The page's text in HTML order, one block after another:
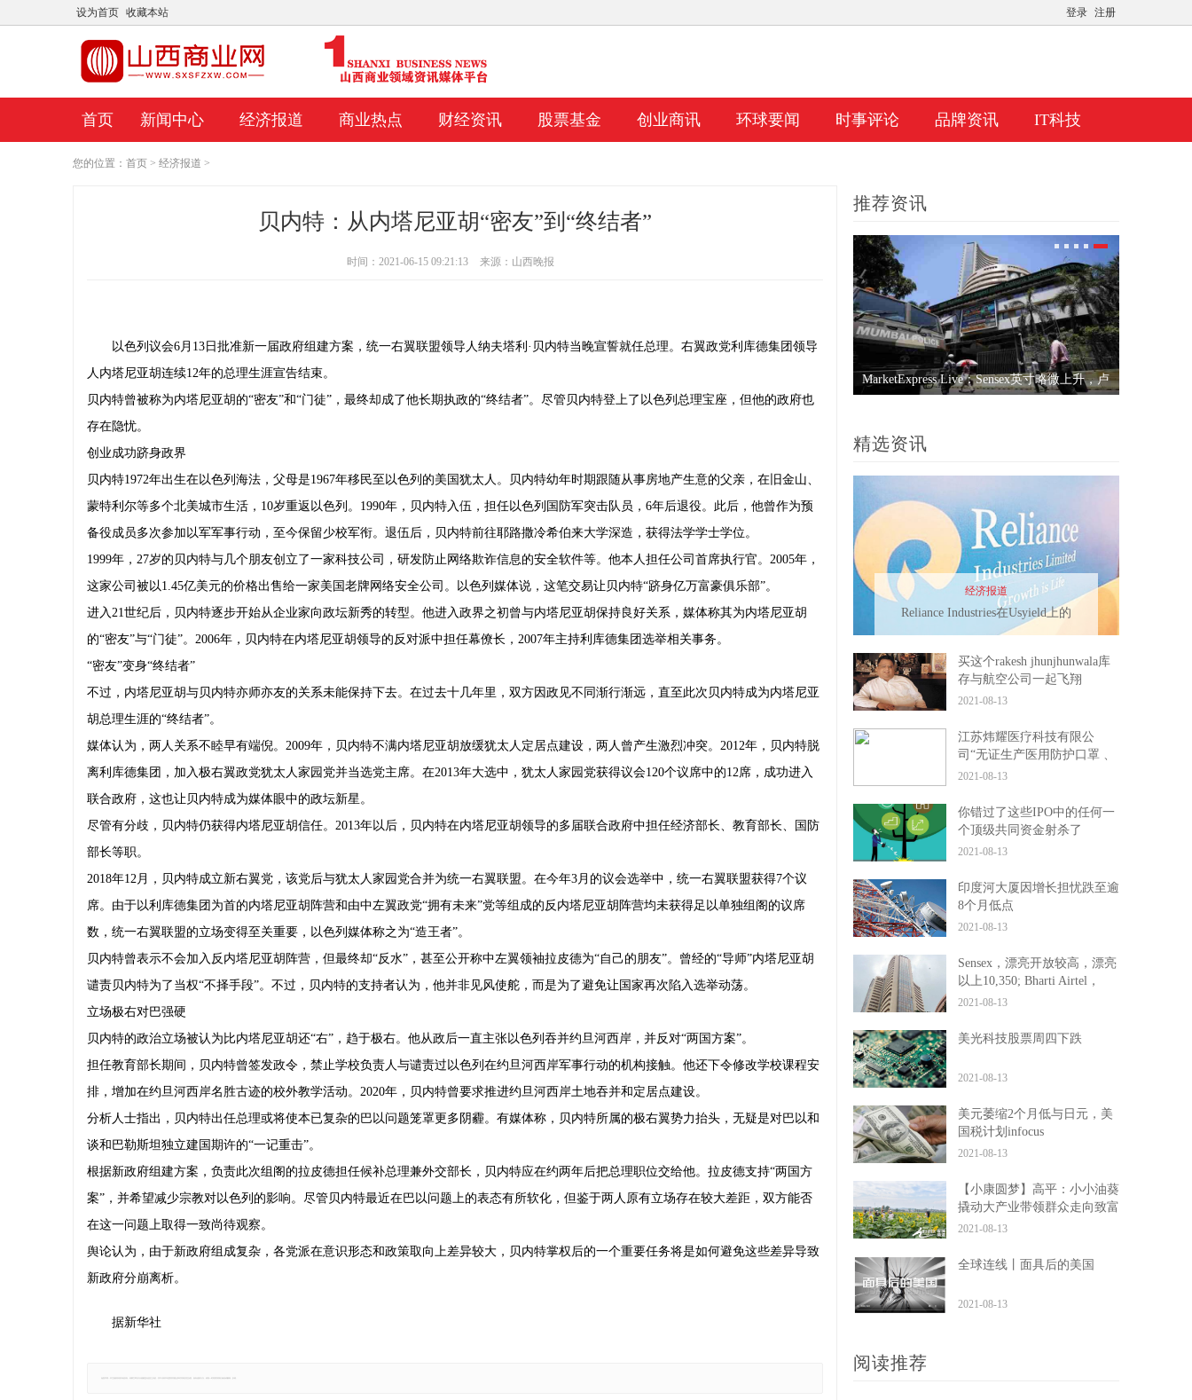
设为首页 收藏本站 登录 注册
首页 新闻中心 经济报道 商业热点 财经资讯 股票基金 创业商讯 环球要闻 时事评论 品牌资讯 IT科技
您的位置： 首页 > 经济报道 >
贝内特：从内塔尼亚胡“密友”到“终结者”
时间：2021-06-15 09:21:13 来源：山西晚报
以色列议会6月13日批准新一届政府组建方案，统一右翼联盟领导人纳夫塔利·贝内特当晚宣誓就任总理。右翼政党利库德集团领导
人内塔尼亚胡连续12年的总理生涯宣告结束。
贝内特曾被称为内塔尼亚胡的“密友”和“门徒”，最终却成了他长期执政的“终结者”。尽管贝内特登上了以色列总理宝座，但他的政府也
存在隐忧。
创业成功跻身政界
贝内特1972年出生在以色列海法，父母是1967年移民至以色列的美国犹太人。贝内特幼年时期跟随从事房地产生意的父亲，在旧金山、
蒙特利尔等多个北美城市生活，10岁重返以色列。1990年，贝内特入伍，担任以色列国防军突击队员，6年后退役。此后，他曾作为预
备役成员多次参加以军军事行动，至今保留少校军衔。退伍后，贝内特前往耶路撒冷希伯来大学深造，获得法学学士学位。
1999年，27岁的贝内特与几个朋友创立了一家科技公司，研发防止网络欺诈信息的安全软件等。他本人担任公司首席执行官。2005年，
这家公司被以1.45亿美元的价格出售给一家美国老牌网络安全公司。以色列媒体说，这笔交易让贝内特“跻身亿万富豪俱乐部”。
进入21世纪后，贝内特逐步开始从企业家向政坛新秀的转型。他进入政界之初曾与内塔尼亚胡保持良好关系，媒体称其为内塔尼亚胡
的“密友”与“门徒”。2006年，贝内特在内塔尼亚胡领导的反对派中担任幕僚长，2007年主持利库德集团选举相关事务。
“密友”变身“终结者”
不过，内塔尼亚胡与贝内特亦师亦友的关系未能保持下去。在过去十几年里，双方因政见不同渐行渐远，直至此次贝内特成为内塔尼亚
胡总理生涯的“终结者”。
媒体认为，两人关系不睦早有端倪。2009年，贝内特不满内塔尼亚胡放缓犹太人定居点建设，两人曾产生激烈冲突。2012年，贝内特脱
离利库德集团，加入极右翼政党犹太人家园党并当选党主席。在2013年大选中，犹太人家园党获得议会120个议席中的12席，成功进入
联合政府，这也让贝内特成为媒体眼中的政坛新星。
尽管有分歧，贝内特仍获得内塔尼亚胡信任。2013年以后，贝内特在内塔尼亚胡领导的多届联合政府中担任经济部长、教育部长、国防
部长等职。
2018年12月，贝内特成立新右翼党，该党后与犹太人家园党合并为统一右翼联盟。在今年3月的议会选举中，统一右翼联盟获得7个议
席。由于以利库德集团为首的内塔尼亚胡阵营和由中左翼政党“拥有未来”党等组成的反内塔尼亚胡阵营均未获得足以单独组阁的议席
数，统一右翼联盟的立场变得至关重要，以色列媒体称之为“造王者”。
贝内特曾表示不会加入反内塔尼亚胡阵营，但最终却“反水”，甚至公开称中左翼领袖拉皮德为“自己的朋友”。曾经的“导师”内塔尼亚胡
谴责贝内特为了当权“不择手段”。不过，贝内特的支持者认为，他并非见风使舵，而是为了避免让国家再次陷入选举动荡。
立场极右对巴强硬
贝内特的政治立场被认为比内塔尼亚胡还“右”，趋于极右。他从政后一直主张以色列吞并约旦河西岸，并反对“两国方案”。
担任教育部长期间，贝内特曾签发政令，禁止学校负责人与谴责过以色列在约旦河西岸军事行动的机构接触。他还下令修改学校课程安
排，增加在约旦河西岸名胜古迹的校外教学活动。2020年，贝内特曾要求推进约旦河西岸土地吞并和定居点建设。
分析人士指出，贝内特出任总理或将使本已复杂的巴以问题笼罩更多阴霾。有媒体称，贝内特所属的极右翼势力抬头，无疑是对巴以和
谈和巴勒斯坦独立建国期许的“一记重击”。
根据新政府组建方案，负责此次组阁的拉皮德担任候补总理兼外交部长，贝内特应在约两年后把总理职位交给他。拉皮德支持“两国方
案”，并希望减少宗教对以色列的影响。尽管贝内特最近在巴以问题上的表态有所软化，但鉴于两人原有立场存在较大差距，双方能否
在这一问题上取得一致尚待观察。
舆论认为，由于新政府组成复杂，各党派在意识形态和政策取向上差异较大，贝内特掌权后的一个重要任务将是如何避免这些差异导致
新政府分崩离析。
据新华社
推荐资讯
Porinju在经纪报告中挖掘;告诉投资者使用智 MarketExpress Live：Sensex英寸略微上升，卢
精选资讯
经济报道
Reliance Industries在Usyield上的
135个BPS价格为美元债券
买这个rakesh jhunjhunwala库
存与航空公司一起飞翔
2021-08-13
江苏炜耀医疗科技有限公
司“无证生产医用防护口罩 、
虚假标注生产日期” 被处罚款
2021-08-13
你错过了这些IPO中的任何一
个顶级共同资金射杀了
inoctober吗？
2021-08-13
印度河大厦因增长担忧跌至逾
8个月低点
2021-08-13
Sensex，漂亮开放较高，漂亮
以上10,350; Bharti Airtel，
Infosys，Topgainers之间的博
2021-08-13
美光科技股票周四下跌
2021-08-13
美元萎缩2个月低与日元，美
国税计划infocus
2021-08-13
【小康圆梦】高平：小小油葵
撬动大产业带领群众走向致富
路
2021-08-13
全球连线丨面具后的美国
2021-08-13
阅读推荐